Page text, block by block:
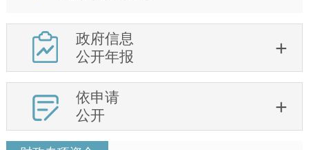
政府信息
公开年报
依申请
公开